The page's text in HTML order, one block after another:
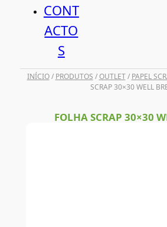
CONT
ACTO
S
INÍCIO/ PRODUTOS /OUTLET/ PAPEL
SCRAP 30×30 WELL
FOLHA SCRAP 30×30